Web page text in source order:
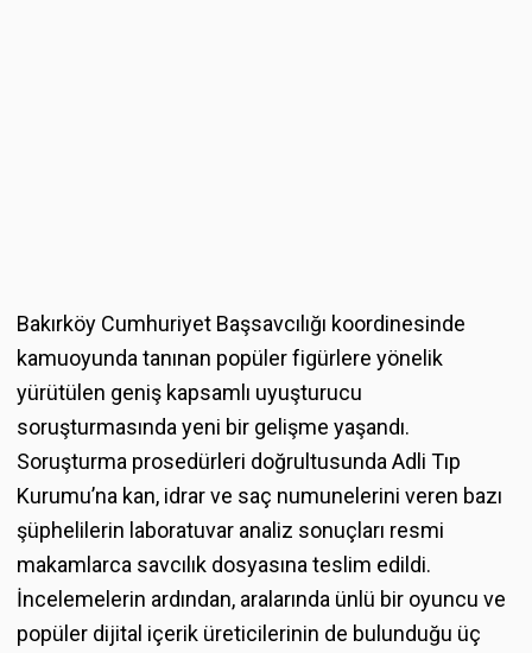
Bakırköy Cumhuriyet Başsavcılığı koordinesinde
kamuoyunda tanınan popüler figürlere yönelik
yürütülen geniş kapsamlı uyuşturucu
soruşturmasında yeni bir gelişme yaşandı.
Soruşturma prosedürleri doğrultusunda Adli Tıp
Kurumu’na kan, idrar ve saç numunelerini veren bazı
şüphelilerin laboratuvar analiz sonuçları resmi
makamlarca savcılık dosyasına teslim edildi.
İncelemelerin ardından, aralarında ünlü bir oyuncu ve
popüler dijital içerik üreticilerinin de bulunduğu üç